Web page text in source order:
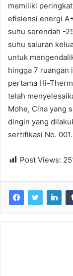
memiliki peringkat
efisiensi energi
suhu serendah -
suhu saluran
untuk
hingga 7 ruangan
pertama Hi-
telah
Mohe, Cina yang
dingin yang
sertifikasi No. 001.
Post Views: